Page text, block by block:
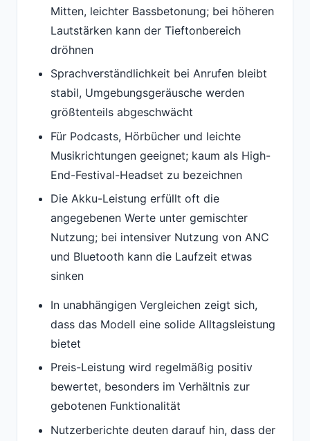
Mitten, leichter Bassbetonung; bei höheren
Lautstärken kann der Tieftonbereich
dröhnen
Sprachverständlichkeit bei Anrufen bleibt
stabil, Umgebungsgeräusche werden
größtenteils abgeschwächt
Für Podcasts, Hörbücher und leichte
Musikrichtungen geeignet; kaum als High-
End-Festival-Headset zu bezeichnen
Die Akku-Leistung erfüllt oft die
angegebenen Werte unter gemischter
Nutzung; bei intensiver Nutzung von ANC
und Bluetooth kann die Laufzeit etwas
sinken
In unabhängigen Vergleichen zeigt sich,
dass das Modell eine solide Alltagsleistung
bietet
Preis-Leistung wird regelmäßig positiv
bewertet, besonders im Verhältnis zur
gebotenen Funktionalität
Nutzerberichte deuten darauf hin, dass der